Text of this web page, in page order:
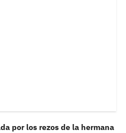
por los rezos de la hermana